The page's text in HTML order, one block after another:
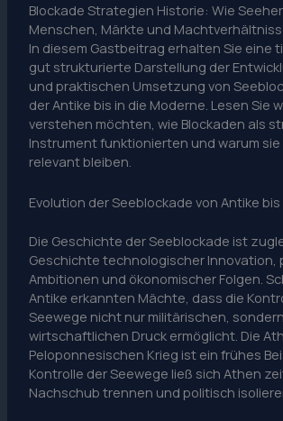
Blockade Strategien Historie: Wie
Menschen, Märkte und
In diesem Gastbeitrag erhalten Sie eine
gut strukturierte Darstellung der
und praktischen Umsetzung von
der Antike bis in die Moderne. Lesen Sie
verstehen möchten, wie Blockaden als
Instrument funktionierten und warum
relevant bleiben.
Evolution der Seeblockade von Antike
Die Geschichte der Seeblockade ist
Geschichte technologischer Innovation,
Ambitionen und ökonomischer Folgen.
Antike erkannten Mächte, dass die
Seewege nicht nur militärischen,
wirtschaftlichen Druck ermöglicht. Die
Peloponnesischen Krieg ist ein frühes
Kontrolle der Seewege ließ sich Athen
Nachschub trennen und politisch